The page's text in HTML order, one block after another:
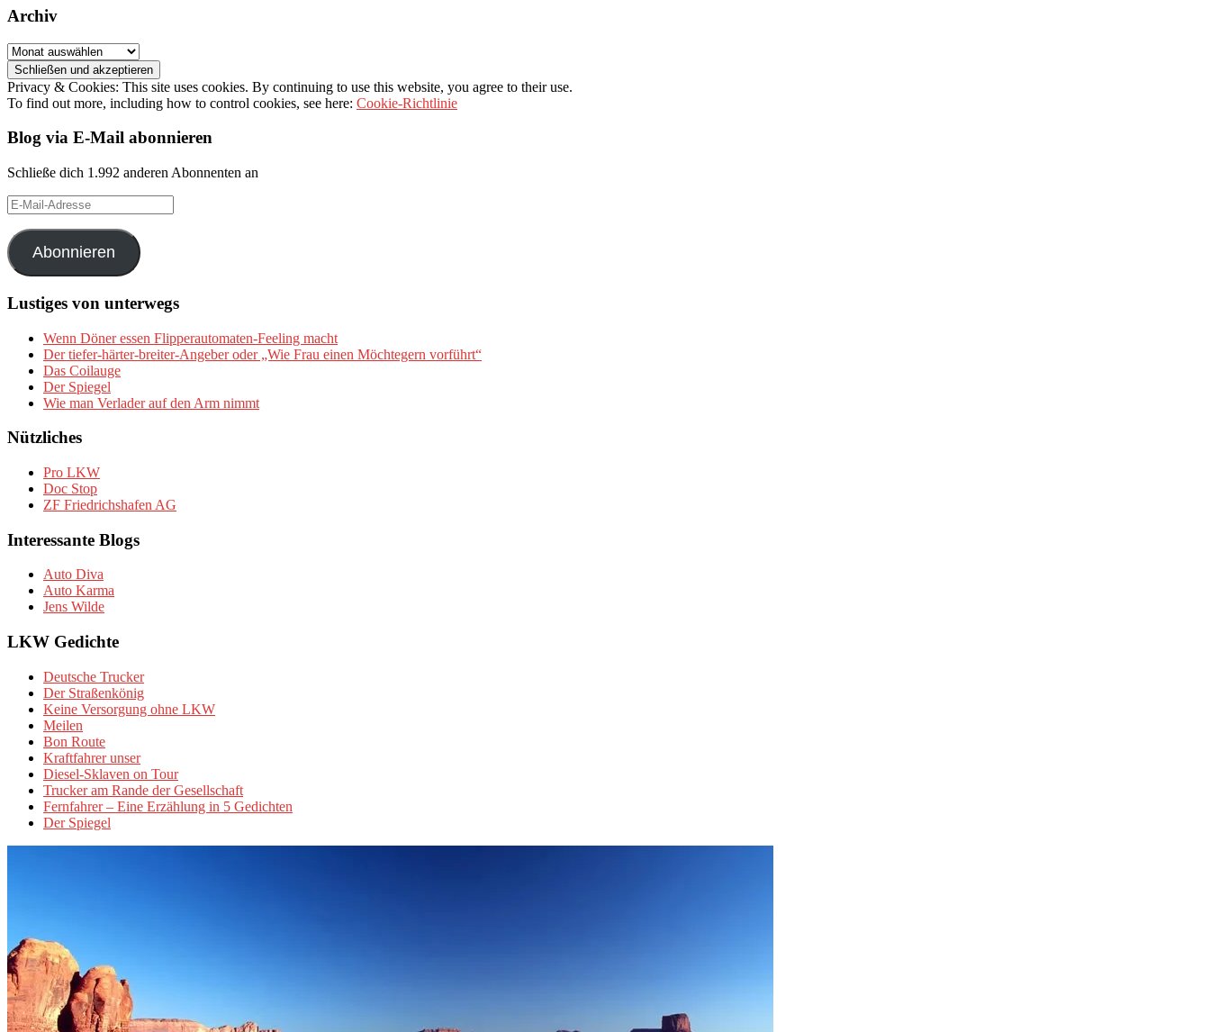
Archiv
Archiv
Privacy & Cookies: This site uses cookies. By continuing to use this website, you agree to their use.
To find out more, including how to control cookies, see here: Cookie-Richtlinie
Blog via E-Mail abonnieren
Schließe dich 1.992 anderen Abonnenten an
E-
Mail-
Adresse
Abonnieren
Lustiges von unterwegs
Wenn Döner essen Flipperautomaten-Feeling macht
Der tiefer-härter-breiter-Angeber oder „Wie Frau einen Möchtegern vorführt“
Das Coilauge
Der Spiegel
Wie man Verlader auf den Arm nimmt
Nützliches
Pro LKW
Doc Stop
ZF Friedrichshafen AG
Interessante Blogs
Auto Diva
Auto Karma
Jens Wilde
LKW Gedichte
Deutsche Trucker
Der Straßenkönig
Keine Versorgung ohne LKW
Meilen
Bon Route
Kraftfahrer unser
Diesel-Sklaven on Tour
Trucker am Rande der Gesellschaft
Fernfahrer – Eine Erzählung in 5 Gedichten
Der Spiegel